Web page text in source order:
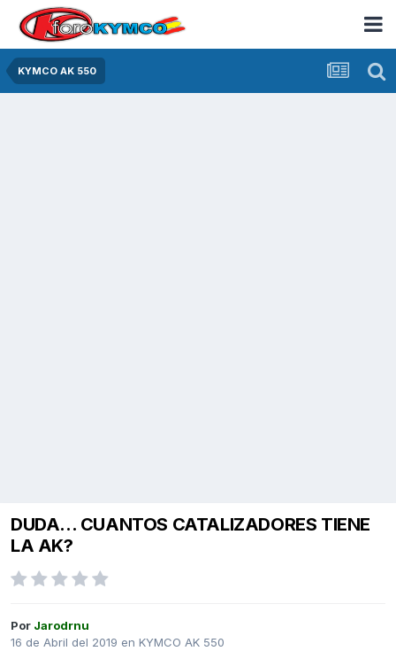
KYMCO AK 550
DUDA... CUANTOS CATALIZADORES TIENE
LA AK?
Por Jarodrnu
16 de Abril del 2019 en KYMCO AK 550